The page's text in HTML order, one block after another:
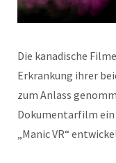
Die kanadische
Erkrankung ihrer
zum Anlass
Dokumentarfilm
„Manic VR“